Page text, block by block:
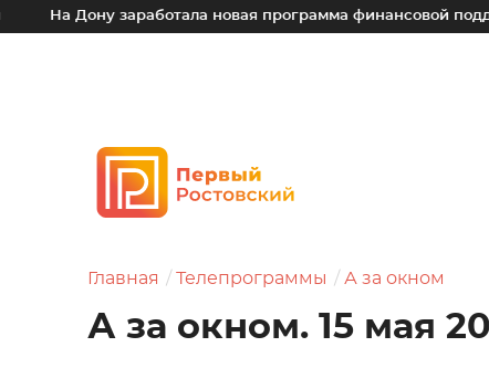
Дону заработала новая программа финансовой поддержки
Главная Телепрограммы А за окном
А за окном. 15 мая